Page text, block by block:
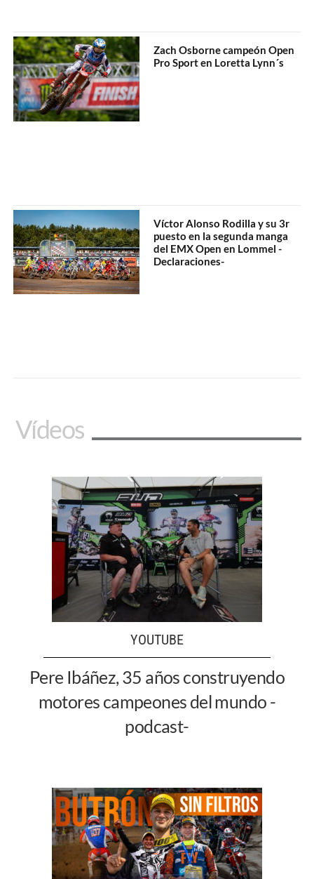
Zach Osborne campeón Open
Pro Sport en Loretta Lynn´s
Víctor Alonso Rodilla y su 3r
puesto en la segunda manga
del EMX Open en Lommel -
Declaraciones-
Vídeos
YOUTUBE
Pere Ibáñez, 35 años construyendo
motores campeones del mundo -
podcast-